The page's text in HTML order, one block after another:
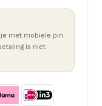
met mobiele pin
is niet